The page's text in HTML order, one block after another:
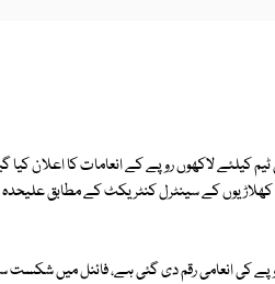
کیلئے لاکھوں روپے کے انعامات کا اعلان کیا
ٹرافی کی فاتح پاکستان ٹیم کو آئی سی سی کی جانب سے 23 کروڑ روپے کی انعامی رقم دی گئی ہے،